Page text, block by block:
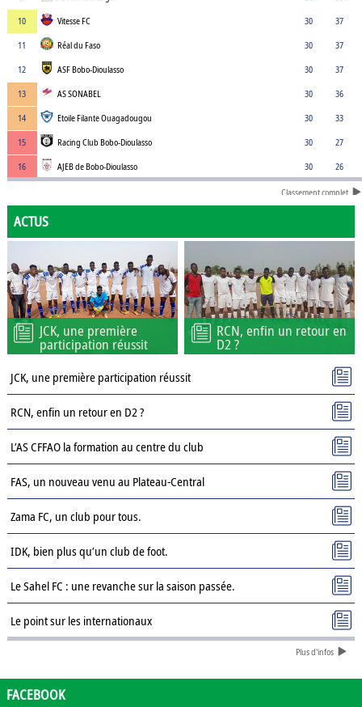
10
Vitesse FC 30
37
11
Réal du Faso 30
37
12
ASF Bobo-Dioulasso 30
37
13
AS SONABEL 30
36
14
Etoile Filante Ouagadougou 30
33
15
Racing Club Bobo-Dioulasso 30
27
16
AJEB de Bobo-Dioulasso 30 26
Classement complet
ACTUS
JCK, une première
participation réussit
RCN, enfin un retour en
D2 ?
JCK, une première participation réussit
RCN, enfin un retour en D2 ?
L’AS CFFAO la formation au centre du club
FAS, un nouveau venu au Plateau-Central
Zama FC, un club pour tous.
IDK, bien plus qu’un club de foot.
Le Sahel FC : une revanche sur la saison passée.
Le point sur les internationaux
Présentation des clubs de D3 : ASPC Tenkodogo
Plus d'infos
FACEBOOK